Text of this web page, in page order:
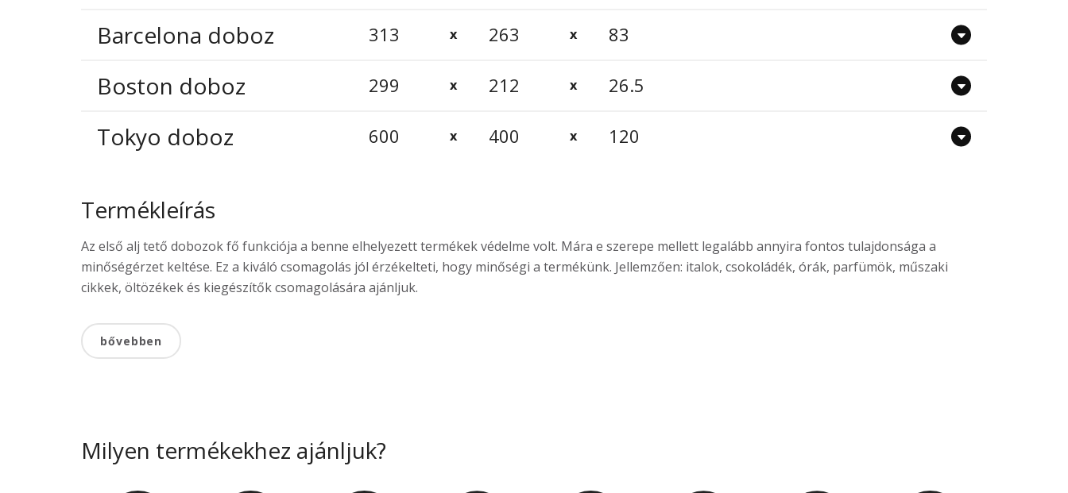
Barcelona doboz 313 263 83
Boston doboz 299 212 26.5
Tokyo doboz 600 400 120
Termékleírás
Az első alj tető dobozok fő funkciója a benne elhelyezett termékek védelme volt. Mára e szerepe mellett legalább annyira fontos tulajdonsága a
minőségérzet keltése. Ez a kiváló csomagolás jól érzékelteti, hogy minőségi a termékünk. Jellemzően: italok, csokoládék, órák, parfümök, műszaki
cikkek, öltözékek és kiegészítők csomagolására ajánljuk.
bővebben
Milyen termékekhez ajánljuk?